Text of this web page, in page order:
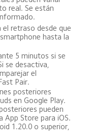
real. Se están
retraso desde que
hasta la
5 minutos si se
se desactiva,
el
Pair.
posteriores
en Google Play.
pueden
App Store para iOS.
1.20.0 o superior,